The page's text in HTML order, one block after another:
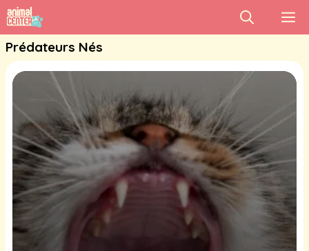
Aller
au
contenu
Prédateurs Nés